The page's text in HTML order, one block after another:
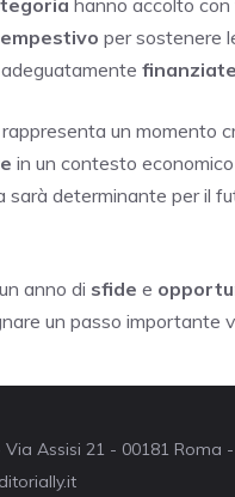
per sostenere
finanziate
rappresenta un momento
in un contesto
sarà determinante per il
anno di sfide e
un passo importante
Assisi 21 - 00181 Roma -